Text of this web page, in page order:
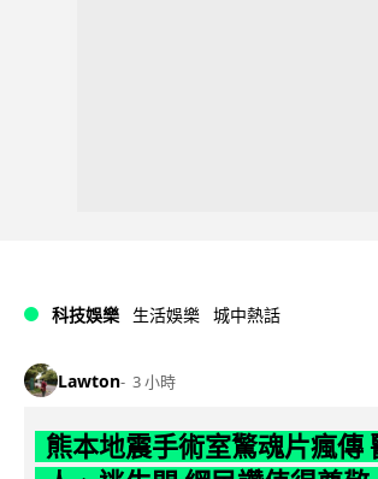
科技娛樂 生活娛樂 城中熱話
Lawton 3 小時
熊本地震手術室驚魂片瘋傳